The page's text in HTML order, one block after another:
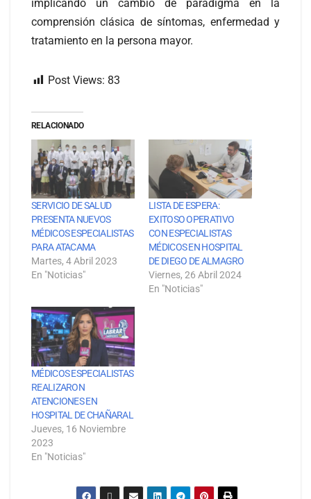
implicando un cambio de paradigma en la
comprensión clásica de síntomas, enfermedad y
tratamiento en la persona mayor.
Post Views: 83
RELACIONADO
SERVICIO DE SALUD
PRESENTA NUEVOS
MÉDICOS ESPECIALISTAS
PARA ATACAMA
Martes, 4 Abril 2023
En "Noticias"
LISTA DE ESPERA:
EXITOSO OPERATIVO
CON ESPECIALISTAS
MÉDICOS EN HOSPITAL
DE DIEGO DE ALMAGRO
Viernes, 26 Abril 2024
En "Noticias"
MÉDICOS ESPECIALISTAS
REALIZARON
ATENCIONES EN
HOSPITAL DE CHAÑARAL
Jueves, 16 Noviembre
2023
En "Noticias"